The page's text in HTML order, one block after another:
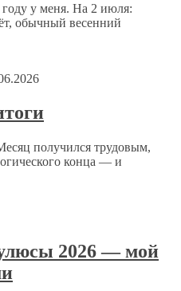
конфиденциальности
у меня. На 2 июля:
обычный весенний
получился трудовым,
конца — и
2026 — мой